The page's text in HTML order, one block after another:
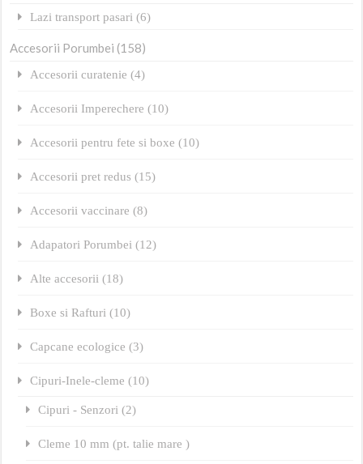
Lazi transport pasari (6)
Accesorii Porumbei (158)
Accesorii curatenie (4)
Accesorii Imperechere (10)
Accesorii pentru fete si boxe (10)
Accesorii pret redus (15)
Accesorii vaccinare (8)
Adapatori Porumbei (12)
Alte accesorii (18)
Boxe si Rafturi (10)
Capcane ecologice (3)
Cipuri-Inele-cleme (10)
Cipuri - Senzori (2)
Cleme 10 mm (pt. talie mare )